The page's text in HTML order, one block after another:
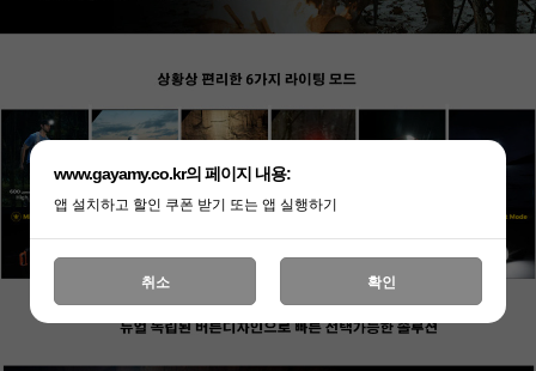
www.gayamy.co.kr의 페이지 내용:
앱 설치하고 할인 쿠폰 받기 또는 앱 실행하기
취소 확인